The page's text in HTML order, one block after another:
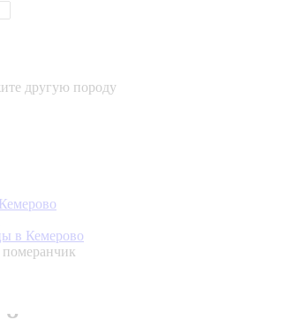
другую породу
в Кемерово